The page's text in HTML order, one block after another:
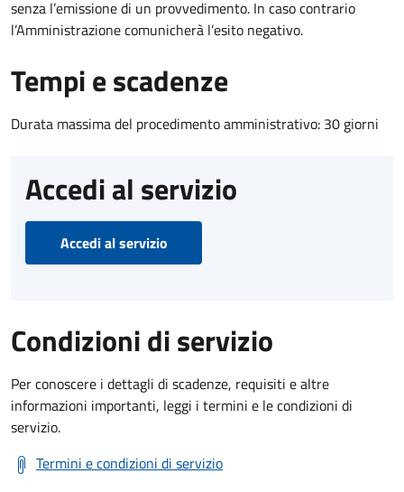
senza l’emissione di un provvedimento. In caso contrario
l’Amministrazione comunicherà l’esito negativo.
Tempi e scadenze
Durata massima del procedimento amministrativo: 30 giorni
Accedi al servizio
Accedi al servizio
Condizioni di servizio
Per conoscere i dettagli di scadenze, requisiti e altre
informazioni importanti, leggi i termini e le condizioni di
servizio.
Termini e condizioni di servizio